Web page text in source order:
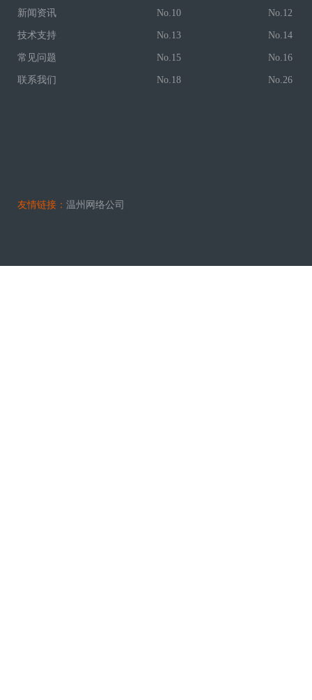
新闻资讯
技术支持
常见问题
联系我们
No.10 No.12
No.13 No.14
No.15 No.16
No.18 No.26
友情链接： 温州网络公司